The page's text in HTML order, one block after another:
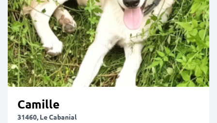
Camille
31460, Le Cabanial